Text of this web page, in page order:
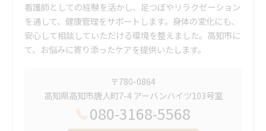
看護師としての経験を活かし、足つぼやリラクゼーション
を通して、健康管理をサポートします。身体の変化にも、
安心して相談していただける環境を整えました。高知市に
て、お悩みに寄り添ったケアを提供いたします。
〒780-0864
高知県高知市唐人町7-4 アーバンハイツ103号室
080-3168-5568